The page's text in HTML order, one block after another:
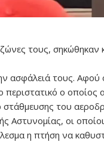
τους,
ασφάλειά τους. Αφού
ο οποίος
στάθμευσης του
Αστυνομίας, οι
η πτήση να